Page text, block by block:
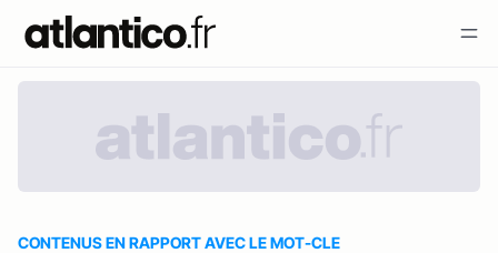
CONTENUS EN RAPPORT AVEC LE MOT-CLE